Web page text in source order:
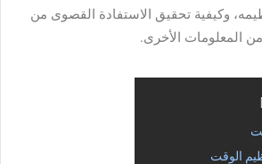
وكيفية تحقيق الاستفادة القصوى من
المعلومات الأخرى.
الوقت